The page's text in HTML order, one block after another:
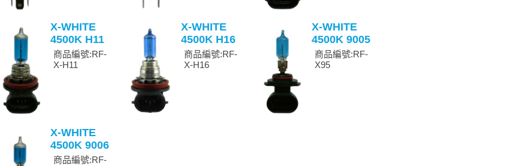
X-WHITE
4500K H11
商品編號:RF-
X-H11
X-WHITE
4500K H16
商品編號:RF-
X-H16
X-WHITE
4500K 9005
商品編號:RF-
X95
X-WHITE
4500K 9006
商品編號:RF-